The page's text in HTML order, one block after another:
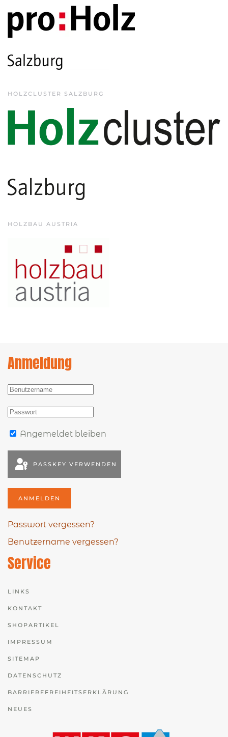
HOLZCLUSTER SALZBURG
HOLZBAU AUSTRIA
Anmeldung
Angemeldet bleiben
PASSKEY VERWENDEN
ANMELDEN
Passwort vergessen?
Benutzername vergessen?
Service
LINKS
KONTAKT
SHOPARTIKEL
IMPRESSUM
SITEMAP
DATENSCHUTZ
BARRIEREFREIHEITSERKLÄRUNG
NEUES